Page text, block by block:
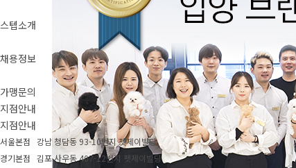
스텝소개
채용정보
가맹문의
지점안내
지점안내
서울본점 강남 청담동 93-10번지 펫제이빌딩
경기본점 김포 사우동 407-12번지 펫제이빌딩